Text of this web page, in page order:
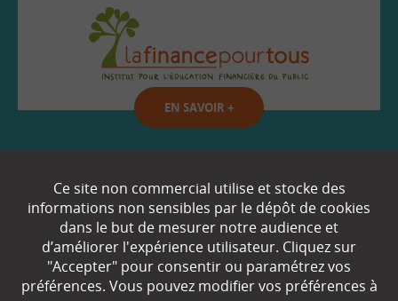
EN SAVOIR +
Partenaires
Espace Presse
Plan du site
Ce site non commercial utilise et stocke des
informations non sensibles par le dépôt de cookies
dans le but de mesurer notre audience et
d’améliorer l'expérience utilisateur. Cliquez sur
"Accepter" pour consentir ou paramétrez vos
préférences. Vous pouvez modifier vos préférences à